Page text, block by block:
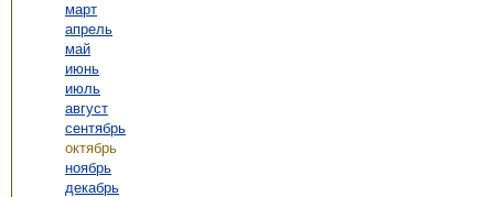
март
апрель
май
июнь
июль
август
сентябрь
октябрь
ноябрь
декабрь